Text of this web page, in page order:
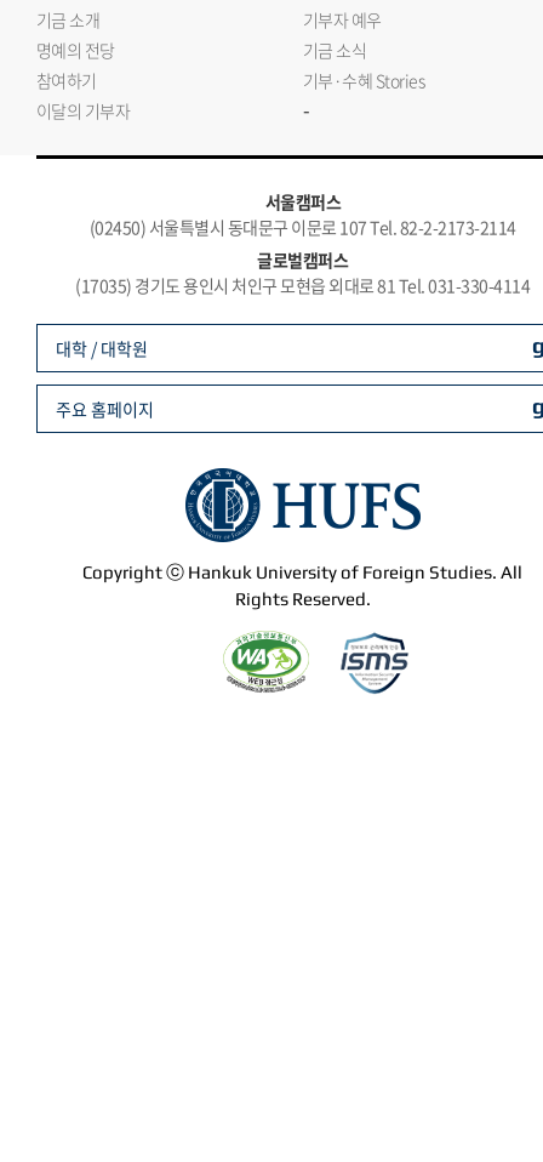
기금 소개
기부자 예우
명예의 전당
기금 소식
참여하기
기부·수혜 Stories
이달의 기부자
-
서울캠퍼스
(02450) 서울특별시 동대문구 이문로 107 Tel. 82-2-2173-2114
글로벌캠퍼스
(17035) 경기도 용인시 처인구 모현읍 외대로 81 Tel. 031-330-4114
Copyright ⓒ Hankuk University of Foreign Studies. All
Rights Reserved.
대학 / 대학원
주요 홈페이지